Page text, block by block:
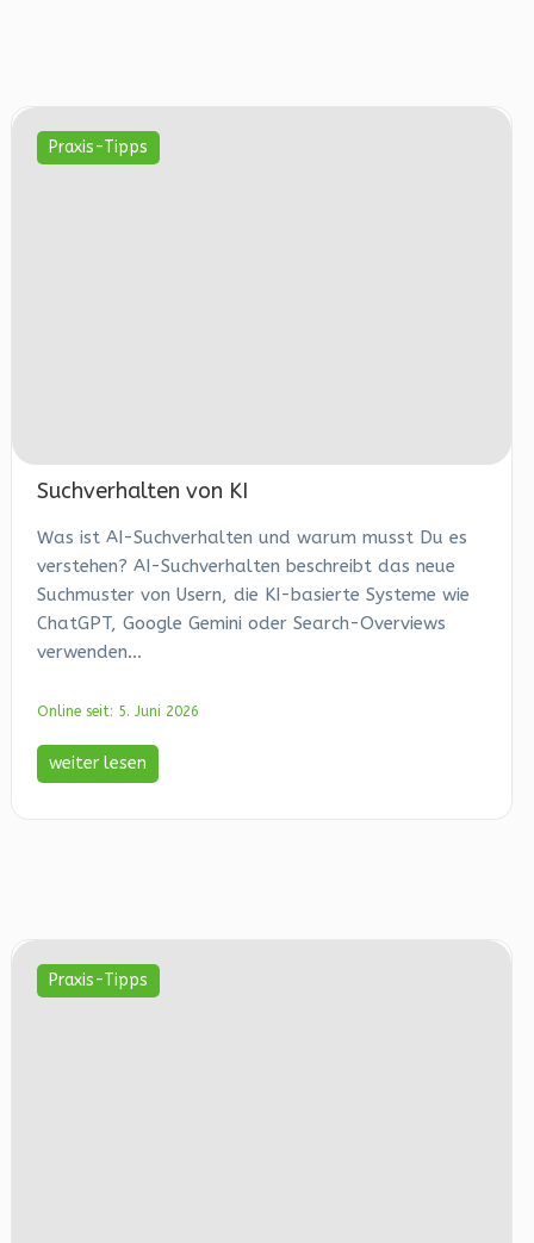
Praxis-Tipps
Suchverhalten von KI
Was ist AI-Suchverhalten und warum musst Du es
verstehen? AI-Suchverhalten beschreibt das neue
Suchmuster von Usern, die KI-basierte Systeme wie
ChatGPT, Google Gemini oder Search-Overviews
verwenden...
Online seit: 5. Juni 2026
weiter lesen
Praxis-Tipps